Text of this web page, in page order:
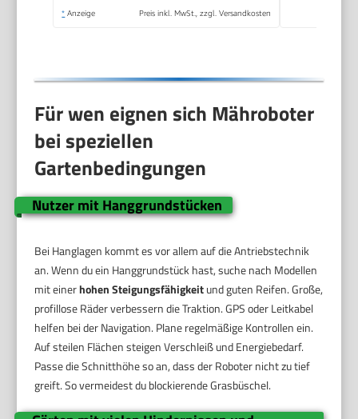
* Anzeige Preis inkl. MwSt., zzgl. Versandkosten
Für wen eignen sich Mähroboter
bei speziellen
Gartenbedingungen
Nutzer mit Hanggrundstücken
Bei Hanglagen kommt es vor allem auf die Antriebstechnik
an. Wenn du ein Hanggrundstück hast, suche nach Modellen
mit einerhohen Steigungsfähigkeitund guten Reifen. Große,
profillose Räder verbessern die Traktion. GPS oder Leitkabel
helfen bei der Navigation. Plane regelmäßige Kontrollen ein.
Auf steilen Flächen steigen Verschleiß und Energiebedarf.
Passe die Schnitthöhe so an, dass der Roboter nicht zu tief
greift. So vermeidest du blockierende Grasbüschel.